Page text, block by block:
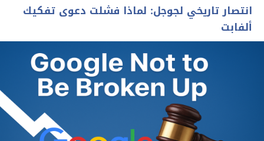
انتصار تاريخي لجوجل: لماذا فشلت دعوى تفكيك
ألفابت